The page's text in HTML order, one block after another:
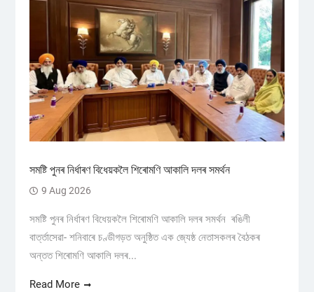
সমষ্টি পুনৰ নিৰ্ধাৰণ বিধেয়কলৈ শিৰোমণি আকালি দলৰ সমর্থন
9 Aug 2026
সমষ্টি পুনৰ নিৰ্ধাৰণ বিধেয়কলৈ শিৰোমণি আকালি দলৰ সমর্থন ৰঙিলী
বাৰ্ত্তাসেৱা- শনিবাৰে চণ্ডীগড়ত অনুষ্ঠিত এক জ্যেষ্ঠ নেতাসকলৰ বৈঠকৰ
অন্তত শিৰোমণি আকালি দলৰ...
Read More